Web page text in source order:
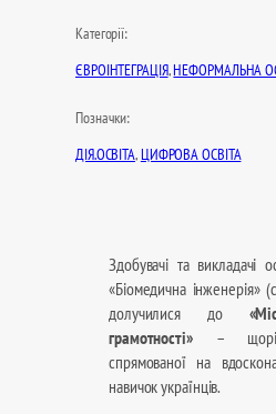
Категорії:
ЄВРОІНТЕГРАЦІЯ, НЕФОРМАЛЬНА
Позначки:
ДІЯ.ОСВІТА, ЦИФРОВА ОСВІТА
Здобувачі та викладачі
«Біомедична інженерія»
долучилися до
грамотності»–
спрямованої на
навичок українців.